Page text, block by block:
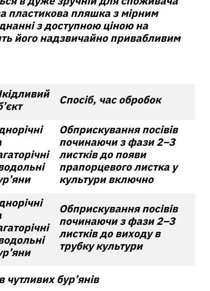
пластикова пляшка з мірним
з доступною ціною на
його надзвичайно привабливим
Спосіб, час обробок
Обприскування посiвiв
починаючи з фази 2–3
листків до появи
прапорцевого листка у
культури включно
Обприскування посiвiв
починаючи з фази 2–3
листків до виходу в
трубку культури
бур’янів